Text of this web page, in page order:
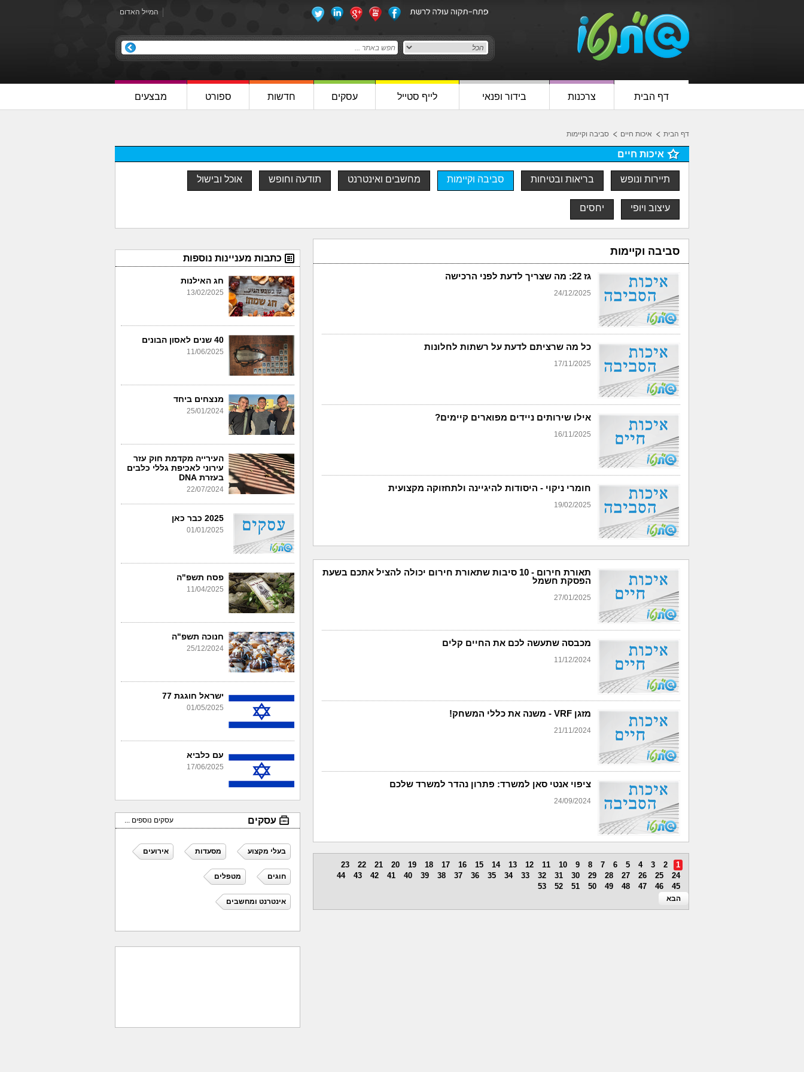
המייל האדום
דף הבית צרכנות בידור ופנאי לייף סטייל עסקים חדשות ספורט מבצעים
דף הבית איכות חיים סביבה וקיימות
איכות חיים
תיירות ונופש בריאות ובטיחות סביבה וקיימות מחשבים ואינטרנט תודעה וחופש אוכל ובישול
עיצוב ויופי יחסים
סביבה וקיימות
גז 22: מה שצריך לדעת לפני הרכישה
24/12/2025
כל מה שרציתם לדעת על רשתות לחלונות
17/11/2025
אילו שירותים ניידים מפוארים קיימים?
16/11/2025
חומרי ניקוי - היסודות להיגיינה ולתחזוקה מקצועית
19/02/2025
תאורת חירום - 10 סיבות שתאורת חירום יכולה להציל אתכם בשעת
הפסקת חשמל
27/01/2025
מכבסה שתעשה לכם את החיים קלים
11/12/2024
מזגן VRF - משנה את כללי המשחק!
21/11/2024
ציפוי אנטי סאן למשרד: פתרון נהדר למשרד שלכם
24/09/2024
1
2
3
4
5
6
7
8
9
10
11
12
13
14
15
16
17
18
19
20
21
22
23
24
25
26
27
28
29
30
31
32
33
34
35
36
37
38
39
40
41
42
43
44
45
46
47
48
49
50
51
52
53
הבא
כתבות מעניינות נוספות
חג האילנות
13/02/2025
40 שנים לאסון הבונים
11/06/2025
מנצחים ביחד
25/01/2024
העירייה מקדמת חוק עזר
עירוני לאכיפת גללי כלבים
בעזרת DNA
22/07/2024
2025 כבר כאן
01/01/2025
פסח תשפ"ה
11/04/2025
חנוכה תשפ"ה
25/12/2024
ישראל חוגגת 77
01/05/2025
עם כלביא
17/06/2025
עסקים עסקים נוספים ...
בעלי מקצוע מסעדות אירועים
חוגים מטפלים
אינטרנט ומחשבים